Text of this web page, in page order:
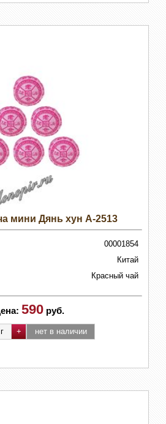
мини Дянь хун А-2513
00001854
Китай
Красный чай
590 руб.